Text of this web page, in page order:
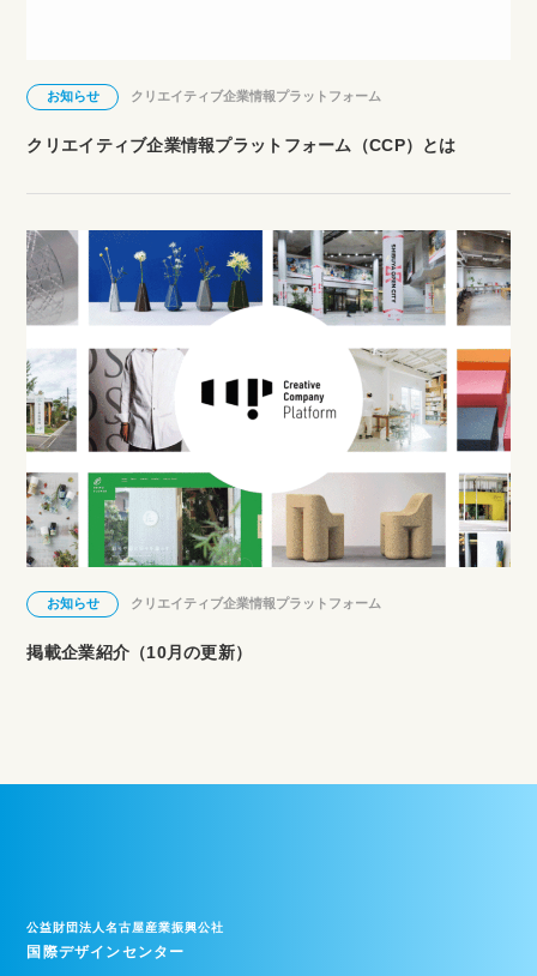
お知らせ クリエイティブ企業情報プラットフォーム
クリエイティブ企業情報プラットフォーム（CCP）とは
お知らせ クリエイティブ企業情報プラットフォーム
掲載企業紹介（10月の更新）
公益財団法人名古屋産業振興公社
国際デザインセンター